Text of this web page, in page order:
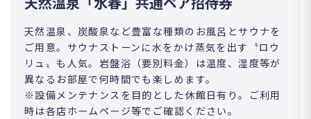
天然温泉、炭酸泉など豊富な種類のお風呂とサウナを
ご用意。サウナストーンに水をかけ蒸気を出す〝ロウ
リュ〟も人気。岩盤浴（要別料金）は温度、湿度等が
異なるお部屋で何時間でも楽しめます。
※設備メンテナンスを目的とした休館日有り。ご利用
時は各店ホームページ等でご確認ください。